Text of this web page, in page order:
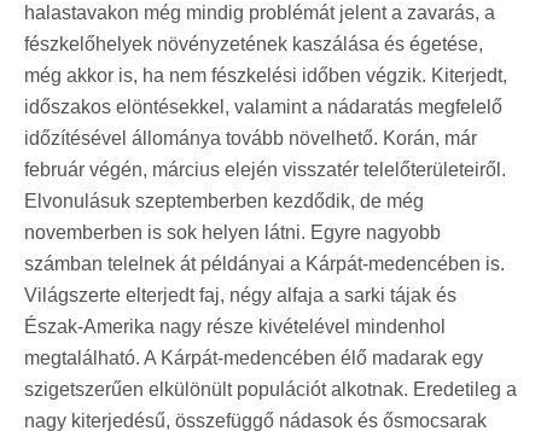
halastavakon még mindig problémát jelent a zavarás, a
fészkelőhelyek növényzetének kaszálása és égetése,
még akkor is, ha nem fészkelési időben végzik. Kiterjedt,
időszakos elöntésekkel, valamint a nádaratás megfelelő
időzítésével állománya tovább növelhető. Korán, már
február végén, március elején visszatér telelőterületeiről.
Elvonulásuk szeptemberben kezdődik, de még
novemberben is sok helyen látni. Egyre nagyobb
számban telelnek át példányai a Kárpát-medencében is.
Világszerte elterjedt faj, négy alfaja a sarki tájak és
Észak-Amerika nagy része kivételével mindenhol
megtalálható. A Kárpát-medencében élő madarak egy
szigetszerűen elkülönült populációt alkotnak. Eredetileg a
nagy kiterjedésű, összefüggő nádasok és ősmocsarak